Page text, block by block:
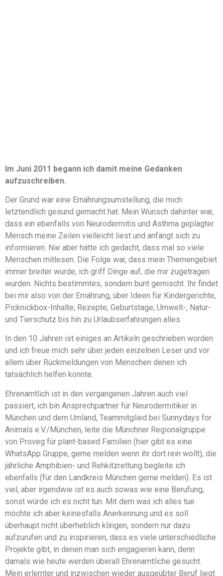
Im Juni 2011 begann ich damit meine Gedanken
aufzuschreiben.
Der Grund war eine Ernährungsumstellung, die mich
letztendlich gesund gemacht hat. Mein Wunsch dahinter war,
dass ein ebenfalls von Neurodermitis und Asthma geplagter
Mensch meine Zeilen vielleicht liest und anfängt sich zu
informieren. Nie aber hätte ich gedacht, dass mal so viele
Menschen mitlesen. Die Folge war, dass mein Themengebiet
immer breiter wurde, ich griff Dinge auf, die mir zugetragen
wurden. Nichts bestimmtes, sondern bunt gemischt. Ihr findet
bei mir also von der Ernährung, über Ideen für Kindergerichte,
Picknickbox-Inhalte, Rezepte, Geburtstage, Umwelt-, Natur-
und Tierschutz bis hin zu Urlaubserfahrungen alles.
In den 10 Jahren ist einiges an Artikeln geschrieben worden
und ich freue mich sehr über jeden einzelnen Leser und vor
allem über Rückmeldungen von Menschen denen ich
tatsächlich helfen konnte.
Ehrenamtlich ist in den vergangenen Jahren auch viel
passiert, ich bin Ansprechpartner für Neurodermitiker in
München und dem Umland, Teammitglied bei Sunnydays for
Animals e.V./München, leite die Münchner Regionalgruppe
von Proveg für plant-based Familien (hier gibt es eine
WhatsApp Gruppe, gerne melden wenn ihr dort rein wollt), die
jährliche Amphibien- und Rehkitzrettung begleite ich
ebenfalls (für den Landkreis München gerne melden). Es ist
viel, aber irgendwie ist es auch sowas wie eine Berufung,
sonst würde ich es nicht tun. Mit dem was ich alles tue
möchte ich aber keinesfalls Anerkennung und es soll
überhaupt nicht überheblich klingen, sondern nur dazu
aufzurufen und zu inspirieren, dass es viele unterschiedliche
Projekte gibt, in denen man sich engagieren kann, denn
damals wie heute werden überall Ehrenamtliche gesucht.
Mein erlernter und inzwischen wieder ausgeübter Beruf liegt